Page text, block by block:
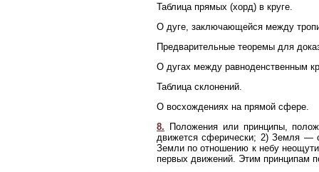
Таблица прямых (хорд) в круге.
О дуге, заключающейся между
Предварительные теоремы для
О дугах между равноденственным
Таблица склонений.
О восхождениях на прямой сфере.
8. Положения или принципы,
движется сферически; 2) Земля —
Земли по отношению к небу
первых движений. Этим принципам